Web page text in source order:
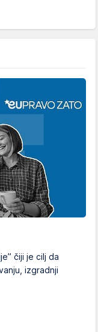
čiji je cilj da
izgradnji